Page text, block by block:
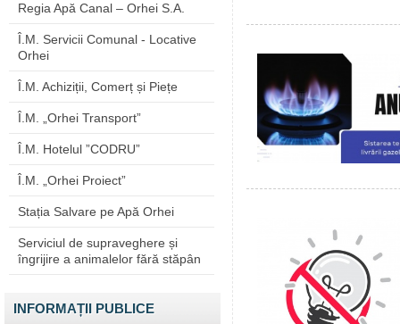
Regia Apă Canal – Orhei S.A.
Î.M. Servicii Comunal - Locative
Orhei
Î.M. Achiziții, Comerț și Piețe
Î.M. „Orhei Transport”
Î.M. Hotelul ”CODRU”
Î.M. „Orhei Proiect”
Stația Salvare pe Apă Orhei
Serviciul de supraveghere și
îngrijire a animalelor fără stăpân
INFORMAȚII PUBLICE